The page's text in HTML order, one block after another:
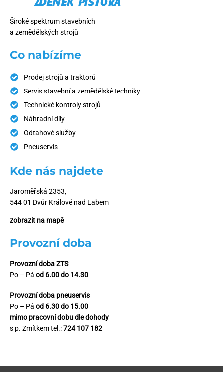
Široké spektrum stavebních
a zemědělských strojů
Co nabízíme
Prodej strojů a traktorů
Servis stavební a zemědělské techniky
Technické kontroly strojů
Náhradní díly
Odtahové služby
Pneuservis
Kde nás najdete
Jaroměřská 2353,
544 01 Dvůr Králové nad Labem
zobrazit na mapě
Provozní doba
Provozní doba ZTS
Po – Pá od 6.00 do 14.30
Provozní doba pneuservis
Po – Pá od 6.30 do 15.00
mimo pracovní dobu dle dohody
s p. Zmítkem tel.:724 107 182